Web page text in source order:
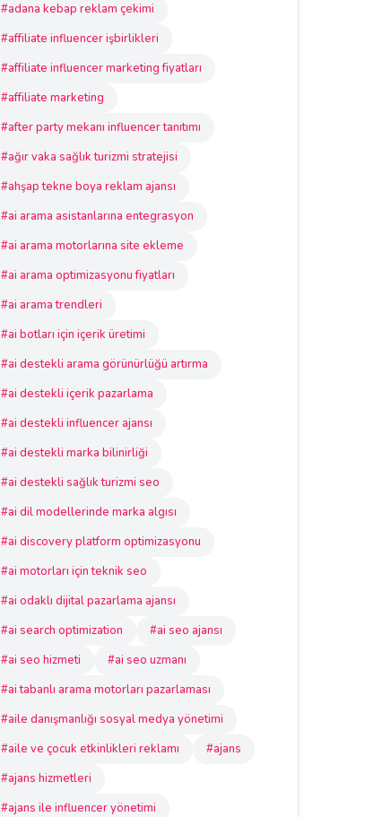
#adana kebap reklam çekimi
#affiliate influencer işbirlikleri
#affiliate influencer marketing fiyatları
#affiliate marketing
#after party mekanı influencer tanıtımı
#ağır vaka sağlık turizmi stratejisi
#ahşap tekne boya reklam ajansı
#ai arama asistanlarına entegrasyon
#ai arama motorlarına site ekleme
#ai arama optimizasyonu fiyatları
#ai arama trendleri
#ai botları için içerik üretimi
#ai destekli arama görünürlüğü artırma
#ai destekli içerik pazarlama
#ai destekli influencer ajansı
#ai destekli marka bilinirliği
#ai destekli sağlık turizmi seo
#ai dil modellerinde marka algısı
#ai discovery platform optimizasyonu
#ai motorları için teknik seo
#ai odaklı dijital pazarlama ajansı
#ai search optimization
#ai seo ajansı
#ai seo hizmeti
#ai seo uzmanı
#ai tabanlı arama motorları pazarlaması
#aile danışmanlığı sosyal medya yönetimi
#aile ve çocuk etkinlikleri reklamı
#ajans
#ajans hizmetleri
#ajans ile influencer yönetimi